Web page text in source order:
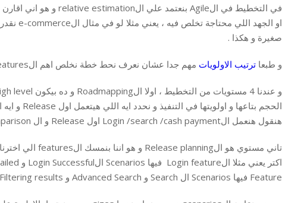
صغيرة و هكذا .
و طبعا ترتيب الاولويات مهم جدا عشان نعرف نحط خطة نخلص اهم الFeatures في الاول و نقدر نغير في الباقي .
هنقول هنعمل الLogin /search /cash payment اول Release و ال Offers/ online payment /Prodcut comparison في التانية.
Feature فيها Scenarios ال Search و Advanced Search و Filtering results.